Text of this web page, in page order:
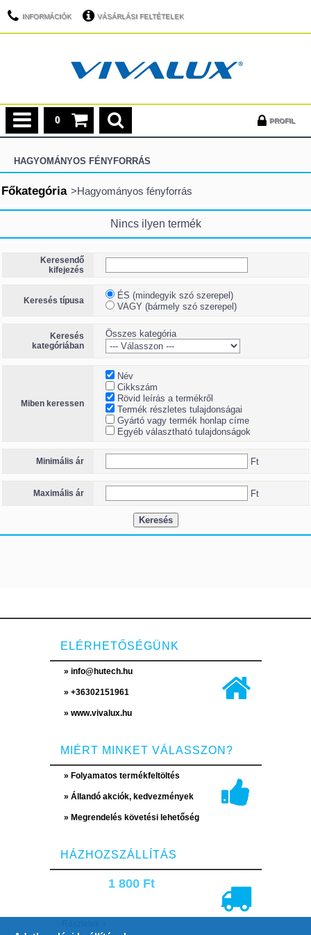
INFORMÁCIÓK VÁSÁRLÁSI FELTÉTELEK
0 PROFIL
HAGYOMÁNYOS FÉNYFORRÁS
Főkategória >Hagyományos fényforrás
Nincs ilyen termék
Keresendő
kifejezés
Keresés típusa
ÉS (mindegyik szó szerepel)
VAGY (bármely szó szerepel)
Keresés
kategóriában
Összes kategória
Miben keressen
Név
Cikkszám
Rövid leírás a termékről
Termék részletes tulajdonságai
Gyártó vagy termék honlap címe
Egyéb választható tulajdonságok
Minimális ár Ft
Maximális ár Ft
ELÉRHETŐSÉGÜNK
» info@hutech.hu
» +36302151961
» www.vivalux.hu
MIÉRT MINKET VÁLASSZON?
» Folyamatos termékfeltöltés
» Állandó akciók, kedvezmények
» Megrendelés követési lehetőség
HÁZHOZSZÁLLÍTÁS
1 800 Ft